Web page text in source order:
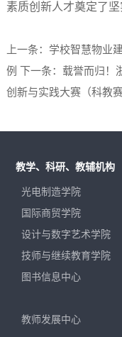
素质创新人才奠定了坚
上一条：学校智慧物业
例 下一条：载誉而归！
创新与实践大赛（科教
教学、科研、教辅机构
光电制造学院
国际商贸学院
设计与数字艺术学院
技师与继续教育学院
图书信息中心
教师发展中心